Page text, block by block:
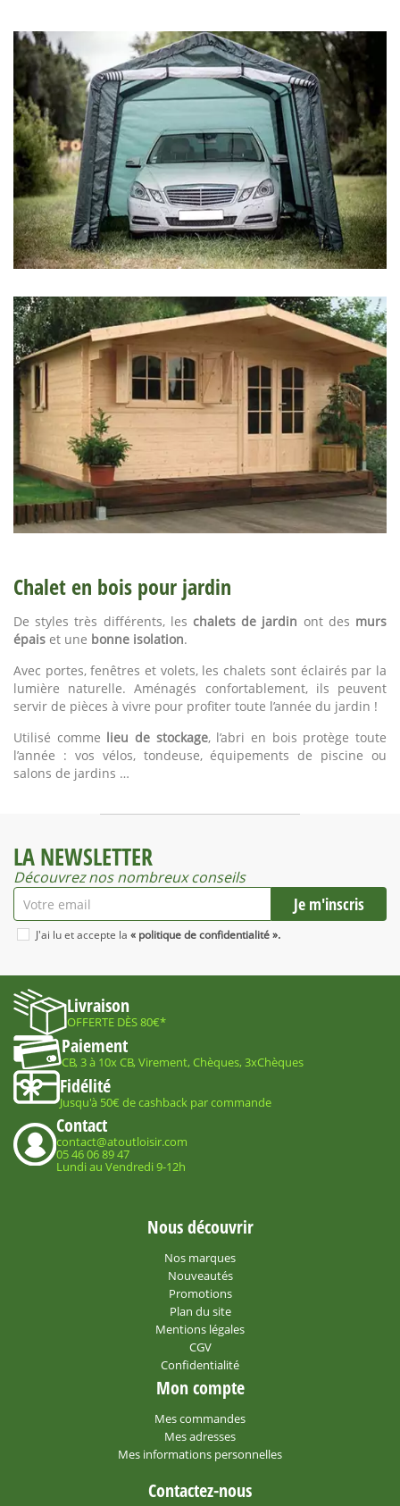
Chalet en bois pour jardin
De styles très différents, les chalets de jardin ont des murs
épais et une bonne isolation.
Avec portes, fenêtres et volets, les chalets sont éclairés par la
lumière naturelle. Aménagés confortablement, ils peuvent
servir de pièces à vivre pour profiter toute l’année du jardin !
Utilisé comme lieu de stockage, l’abri en bois protège toute
l’année : vos vélos, tondeuse, équipements de piscine ou
salons de jardins …
LA NEWSLETTER
Découvrez nos nombreux conseils
J'ai lu et accepte la « politique de confidentialité ».
Livraison
OFFERTE DÈS 80€*
Paiement
CB, 3 à 10x CB, Virement, Chèques, 3xChèques
Fidélité
Jusqu'à 50€ de cashback par commande
Contact
contact@atoutloisir.com
05 46 06 89 47
Lundi au Vendredi 9-12h
Nous découvrir
Nos marques
Nouveautés
Promotions
Plan du site
Mentions légales
CGV
Confidentialité
Mon compte
Mes commandes
Mes adresses
Mes informations personnelles
Contactez-nous